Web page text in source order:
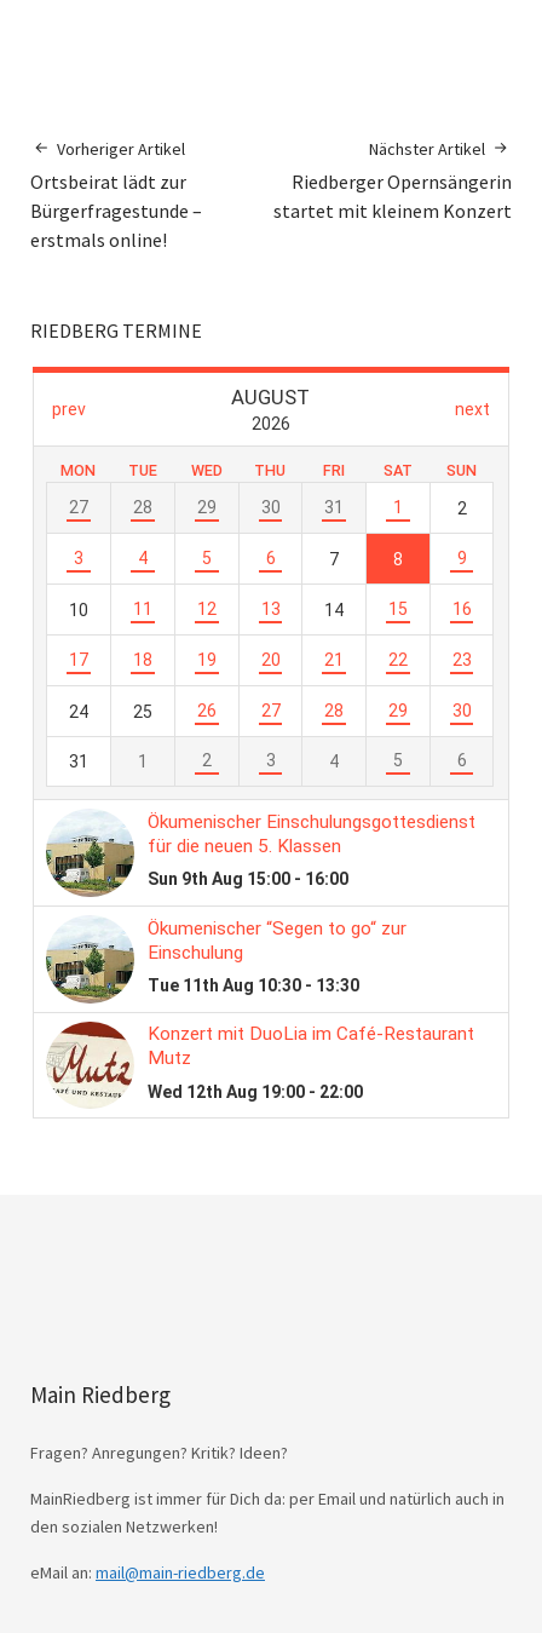
Vorheriger Artikel
Ortsbeirat lädt zur
Bürgerfragestunde –
erstmals online!
Nächster Artikel
Riedberger Opernsängerin
startet mit kleinem Konzert
RIEDBERG TERMINE
Main Riedberg
Fragen? Anregungen? Kritik? Ideen?
MainRiedberg ist immer für Dich da: per Email und natürlich auch in
den sozialen Netzwerken!
eMail an: mail@main-riedberg.de